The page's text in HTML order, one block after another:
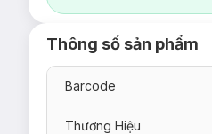
Thông số sản phẩm
Barcode
Thương Hiệu